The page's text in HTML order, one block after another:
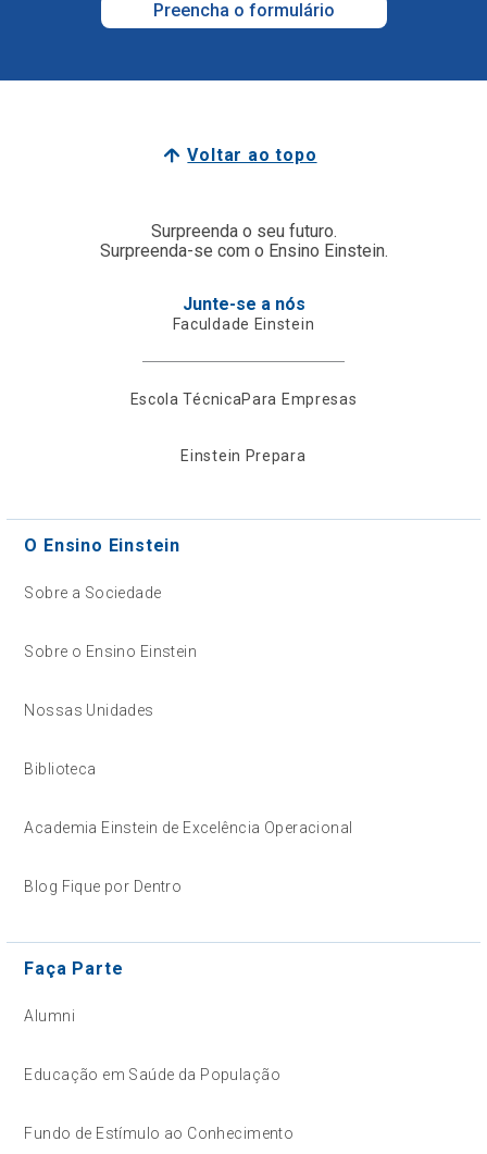
Preencha o formulário
Voltar ao topo
Surpreenda o seu futuro.
Surpreenda-se com o Ensino Einstein.
Junte-se a nós
Faculdade Einstein
Escola TécnicaPara Empresas
Einstein Prepara
O Ensino Einstein
Sobre a Sociedade
Sobre o Ensino Einstein
Nossas Unidades
Biblioteca
Academia Einstein de Excelência Operacional
Blog Fique por Dentro
Faça Parte
Alumni
Educação em Saúde da População
Fundo de Estímulo ao Conhecimento